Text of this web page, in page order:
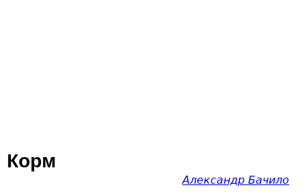
Корм
Александр Бачило